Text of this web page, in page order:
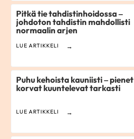
Pitkä tie tahdistinhoidossa –
johdoton tahdistin mahdollisti
normaalin arjen
LUE ARTIKKELI
Puhu kehoista kauniisti – pienet
korvat kuuntelevat tarkasti
LUE ARTIKKELI